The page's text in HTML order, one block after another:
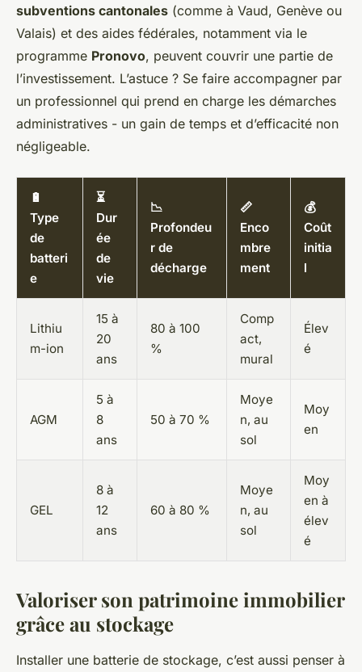
subventions cantonales (comme à Vaud, Genève ou
Valais) et des aides fédérales, notamment via le
programme Pronovo, peuvent couvrir une partie de
l’investissement. L’astuce ? Se faire accompagner par
un professionnel qui prend en charge les démarches
administratives - un gain de temps et d’efficacité non
négligeable.
🔋
Type
de
batteri
e
⏳
Dur
ée
de
vie
📉
Profondeu
r de
décharge
📏
Enco
mbre
ment
💰
Coût
initia
l
Lithiu
m-ion
15 à
20
ans
80 à 100
%
Comp
act,
mural
Élev
é
AGM
5 à
8
ans
50 à 70 %
Moye
n, au
sol
Moy
en
GEL
8 à
12
ans
60 à 80 %
Moye
n, au
sol
Moy
en à
élev
é
Valoriser son patrimoine immobilier
grâce au stockage
Installer une batterie de stockage, c’est aussi penser à